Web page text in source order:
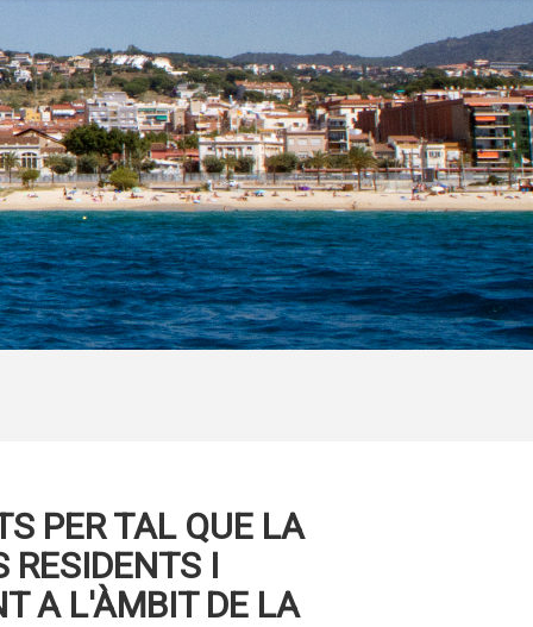
PER TAL QUE LA
RESIDENTS I
A L'ÀMBIT DE LA